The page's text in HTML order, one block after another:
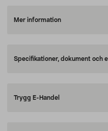
Mer information
Specifikationer, dokument och
Trygg E-Handel